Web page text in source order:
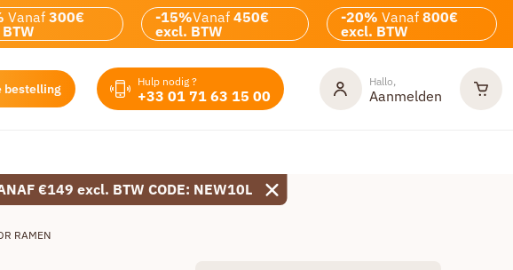
Vanaf 300€
-15%Vanaf 450€
excl. BTW
-20% Vanaf 800€
excl. BTW
bestelling Hulp nodig ?
+33 01 71 63 15 00
Hallo,
Aanmelden
€149 excl. BTW CODE: NEW10L
RAMEN